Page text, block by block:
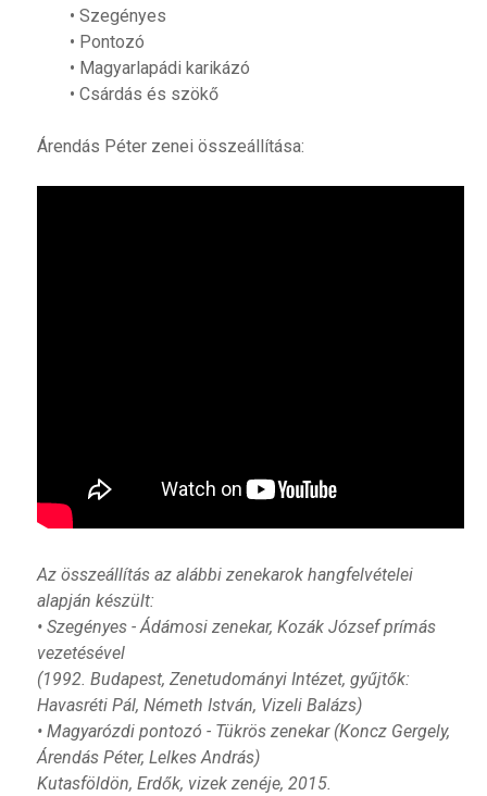
• Szegényes
• Pontozó
• Magyarlapádi karikázó
• Csárdás és szökő
Árendás Péter zenei összeállítása:
Az összeállítás az alábbi zenekarok hangfelvételei
alapján készült:
• Szegényes - Ádámosi zenekar, Kozák József prímás
vezetésével
(1992. Budapest, Zenetudományi Intézet, gyűjtők:
Havasréti Pál, Németh István, Vizeli Balázs)
• Magyarózdi pontozó - Tükrös zenekar (Koncz Gergely,
Árendás Péter, Lelkes András)
Kutasföldön, Erdők, vizek zenéje, 2015.